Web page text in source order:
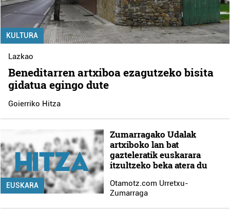
KULTURA
Lazkao
Beneditarren artxiboa ezagutzeko bisita
gidatua egingo dute
Goierriko Hitza
EUSKARA
Zumarragako Udalak
artxiboko lan bat
gazteleratik euskarara
itzultzeko beka atera du
Otamotz.com Urretxu-
Zumarraga